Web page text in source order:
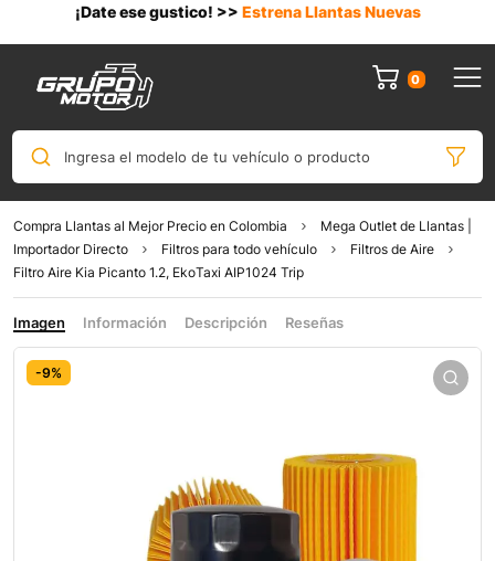
¡Date ese gustico! >> Estrena Llantas Nuevas
0
Ingresa el modelo de tu vehículo o producto
Compra Llantas al Mejor Precio en Colombia
Mega Outlet de Llantas |
Importador Directo
Filtros para todo vehículo
Filtros de Aire
Filtro Aire Kia Picanto 1.2, EkoTaxi AIP1024 Trip
Imagen Información Descripción Reseñas
-9%